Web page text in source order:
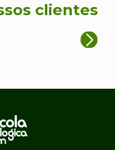
clientes